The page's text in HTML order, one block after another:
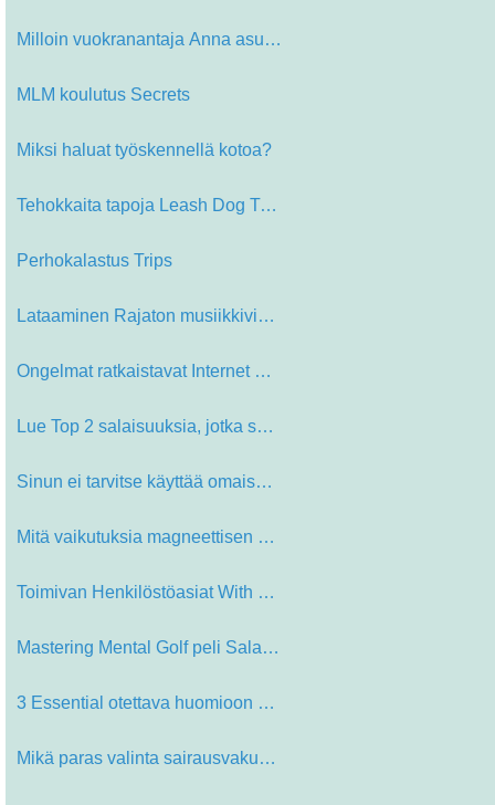
Milloin vuokranantaja Anna asuntosi…
MLM koulutus Secrets
Miksi haluat työskennellä kotoa?
Tehokkaita tapoja Leash Dog Trainin…
Perhokalastus Trips
Lataaminen Rajaton musiikkivideoita…
Ongelmat ratkaistavat Internet Hyö…
Lue Top 2 salaisuuksia, jotka säil…
Sinun ei tarvitse käyttää omaisu…
Mitä vaikutuksia magneettisen Joht…
Toimivan Henkilöstöasiat With Con…
Mastering Mental Golf peli Salainen…
3 Essential otettava huomioon ostam…
Mikä paras valinta sairausvakuutus…